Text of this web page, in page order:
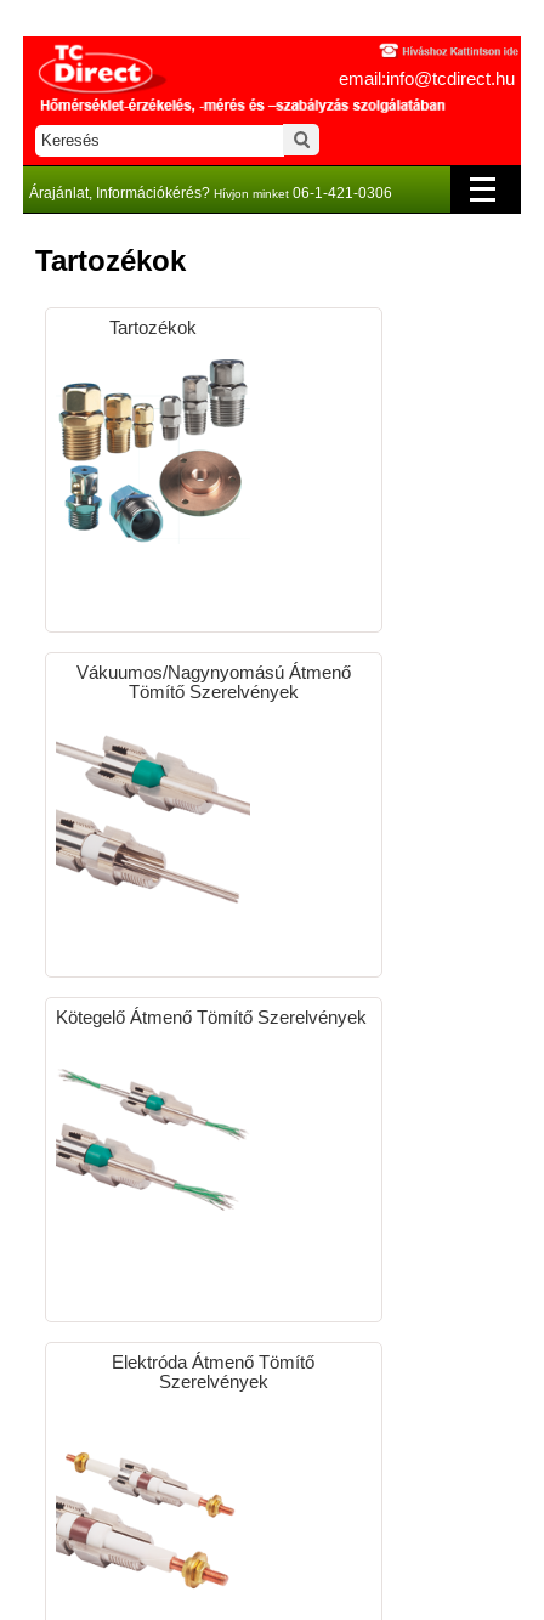
email:info@tcdirect.hu
Árajánlat, Információkérés? Hívjon minket 06-1-421-0306
Tartozékok
Tartozékok
Vákuumos/Nagynyomású Átmenő
Tömítő Szerelvények
Kötegelő Átmenő Tömítő Szerelvények
Elektróda Átmenő Tömítő
Szerelvények